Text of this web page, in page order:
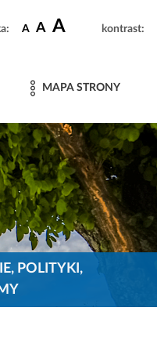
A A A kontrast:
MAPA STRONY
POLITYKI,